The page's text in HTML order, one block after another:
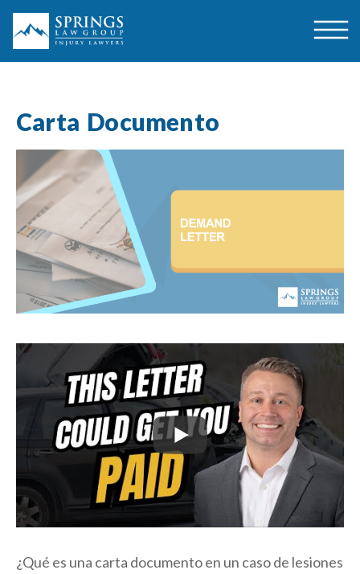
Carta Documento
¿Qué es una carta documento en un caso de lesiones